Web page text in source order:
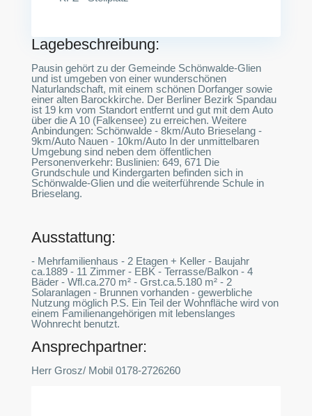
Lagebeschreibung:
Pausin gehört zu der Gemeinde Schönwalde-Glien
und ist umgeben von einer wunderschönen
Naturlandschaft, mit einem schönen Dorfanger sowie
einer alten Barockkirche. Der Berliner Bezirk Spandau
ist 19 km vom Standort entfernt und gut mit dem Auto
über die A 10 (Falkensee) zu erreichen. Weitere
Anbindungen: Schönwalde - 8km/Auto Brieselang -
9km/Auto Nauen - 10km/Auto In der unmittelbaren
Umgebung sind neben dem öffentlichen
Personenverkehr: Buslinien: 649, 671 Die
Grundschule und Kindergarten befinden sich in
Schönwalde-Glien und die weiterführende Schule in
Brieselang.
Ausstattung:
- Mehrfamilienhaus - 2 Etagen + Keller - Baujahr
ca.1889 - 11 Zimmer - EBK - Terrasse/Balkon - 4
Bäder - Wfl.ca.270 m² - Grst.ca.5.180 m² - 2
Solaranlagen - Brunnen vorhanden - gewerbliche
Nutzung möglich P.S. Ein Teil der Wohnfläche wird von
einem Familienangehörigen mit lebenslanges
Wohnrecht benutzt.
Ansprechpartner:
Herr Grosz/ Mobil 0178-2726260